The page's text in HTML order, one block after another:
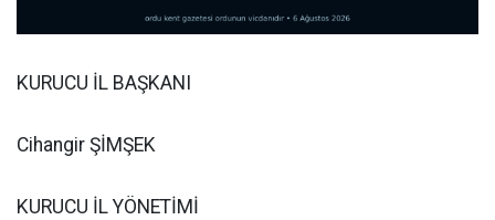
KURUCU İL BAŞKANI
Cihangir ŞİMŞEK
KURUCU İL YÖNETİMİ